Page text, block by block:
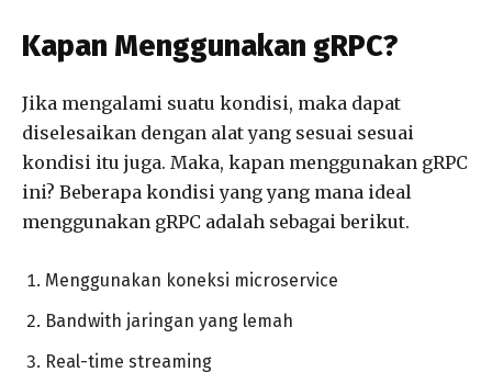
Kapan Menggunakan gRPC?
Jika mengalami suatu kondisi, maka dapat
diselesaikan dengan alat yang sesuai sesuai
kondisi itu juga. Maka, kapan menggunakan gRPC
ini? Beberapa kondisi yang yang mana ideal
menggunakan gRPC adalah sebagai berikut.
Menggunakan koneksi microservice
Bandwith jaringan yang lemah
Real-time streaming